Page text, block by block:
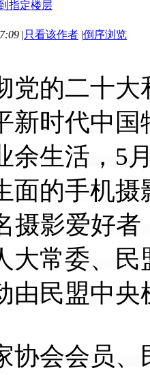
|只看该作者 |倒序浏览
党的二十
新时代中
余生活，5
面的手机
摄影爱好
大常委、
由民盟中
协会会员